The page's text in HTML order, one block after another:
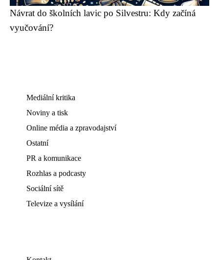
Návrat do školních lavic po Silvestru: Kdy začíná
vyučování?
Mediální kritika
Noviny a tisk
Online média a zpravodajství
Ostatní
PR a komunikace
Rozhlas a podcasty
Sociální sítě
Televize a vysílání